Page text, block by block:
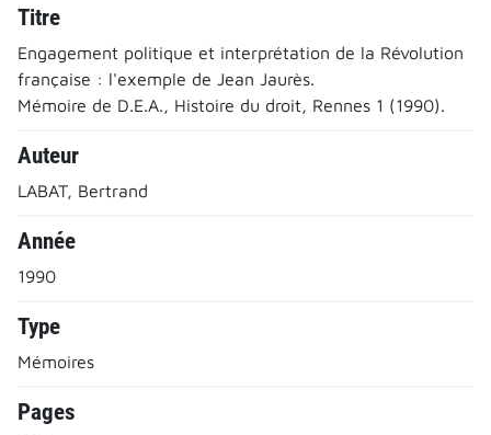
Titre
Engagement politique et interprétation de la Révolution
française : l'exemple de Jean Jaurès.
Mémoire de D.E.A., Histoire du droit, Rennes 1 (1990).
Auteur
LABAT, Bertrand
Année
1990
Type
Mémoires
Pages